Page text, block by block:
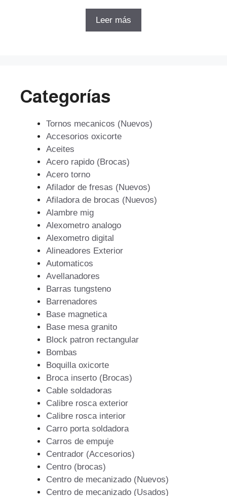
originalactual
Leer más
Categorías
Tornos mecanicos (Nuevos)
Accesorios oxicorte
Aceites
Acero rapido (Brocas)
Acero torno
Afilador de fresas (Nuevos)
Afiladora de brocas (Nuevos)
Alambre mig
Alexometro analogo
Alexometro digital
Alineadores Exterior
Automaticos
Avellanadores
Barras tungsteno
Barrenadores
Base magnetica
Base mesa granito
Block patron rectangular
Bombas
Boquilla oxicorte
Broca inserto (Brocas)
Cable soldadoras
Calibre rosca exterior
Calibre rosca interior
Carro porta soldadora
Carros de empuje
Centrador (Accesorios)
Centro (brocas)
Centro de mecanizado (Nuevos)
Centro de mecanizado (Usados)